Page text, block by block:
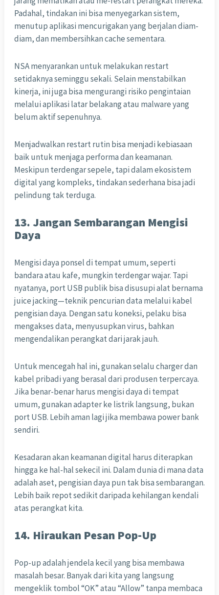
Padahal, tindakan ini bisa menyegarkan sistem,
menutup aplikasi mencurigakan yang berjalan diam-
diam, dan membersihkan cache sementara.
NSA menyarankan untuk melakukan restart
setidaknya seminggu sekali. Selain menstabilkan
kinerja, ini juga bisa mengurangi risiko pengintaian
melalui aplikasi latar belakang atau malware yang
belum aktif sepenuhnya.
Menjadwalkan restart rutin bisa menjadi kebiasaan
baik untuk menjaga performa dan keamanan.
Meskipun terdengar sepele, tapi dalam ekosistem
digital yang kompleks, tindakan sederhana bisa jadi
pelindung tak terduga.
13. Jangan Sembarangan Mengisi
Daya
Mengisi daya ponsel di tempat umum, seperti
bandara atau kafe, mungkin terdengar wajar. Tapi
nyatanya, port USB publik bisa disusupi alat bernama
juice jacking—teknik pencurian data melalui kabel
pengisian daya. Dengan satu koneksi, pelaku bisa
mengakses data, menyusupkan virus, bahkan
mengendalikan perangkat dari jarak jauh.
Untuk mencegah hal ini, gunakan selalu charger dan
kabel pribadi yang berasal dari produsen terpercaya.
Jika benar-benar harus mengisi daya di tempat
umum, gunakan adapter ke listrik langsung, bukan
port USB. Lebih aman lagi jika membawa power bank
sendiri.
Kesadaran akan keamanan digital harus diterapkan
hingga ke hal-hal sekecil ini. Dalam dunia di mana data
adalah aset, pengisian daya pun tak bisa sembarangan.
Lebih baik repot sedikit daripada kehilangan kendali
atas perangkat kita.
14. Hiraukan Pesan Pop-Up
Pop-up adalah jendela kecil yang bisa membawa
masalah besar. Banyak dari kita yang langsung
mengeklik tombol “OK” atau “Allow” tanpa membaca